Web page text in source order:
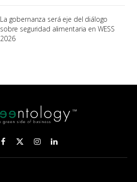
La gobernanza será eje del diálogo
sobre seguridad alimentaria en WESS
2026
Facebook
X
(Twitter)
InstagramLinkedIn